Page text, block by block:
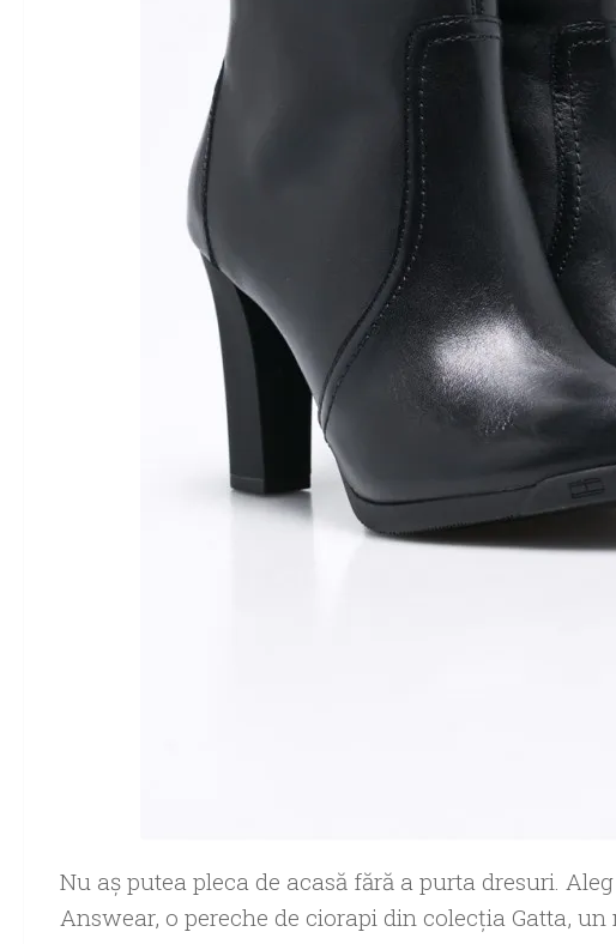
Nu aş putea pleca de acasă fără a purta dresuri.
Answear, o pereche de ciorapi din colecţia Gatta, un